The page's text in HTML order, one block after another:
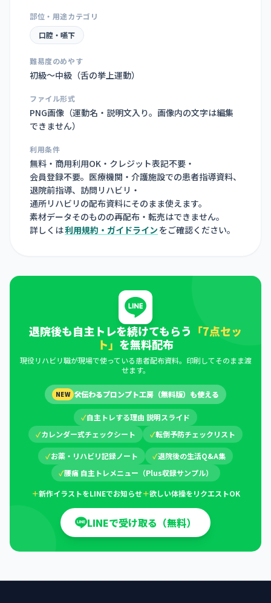
部位・用途カテゴリ
口腔・嚥下
難易度のめやす
初級〜中級（舌の挙上運動）
ファイル形式
PNG画像（運動名・説明文入り。画像内の文字は編集
できません）
利用条件
無料・商用利用OK・クレジット表記不要・
会員登録不要。医療機関・介護施設での患者指導資料、
退院前指導、訪問リハビリ・
通所リハビリの配布資料にそのまま使えます。
素材データそのものの再配布・転売はできません。
詳しくは利用規約・ガイドライン をご確認ください。
退院後も自主トレを続けてもらう 「7点セッ
ト」 を無料配布
現役リハビリ職が現場で使っている患者配布資料。印刷してそのまま渡
せます。
NEW 🛠伝わるプロンプト工房（無料版）も使える
✓自主トレする理由 説明スライド
✓カレンダー式チェックシート ✓転倒予防チェックリスト
✓お薬・リハビリ記録ノート ✓退院後の生活Q&A集
✓腰痛 自主トレメニュー（Plus収録サンプル）
＋新作イラストをLINEでお知らせ＋欲しい体操をリクエストOK
LINEで受け取る（無料）